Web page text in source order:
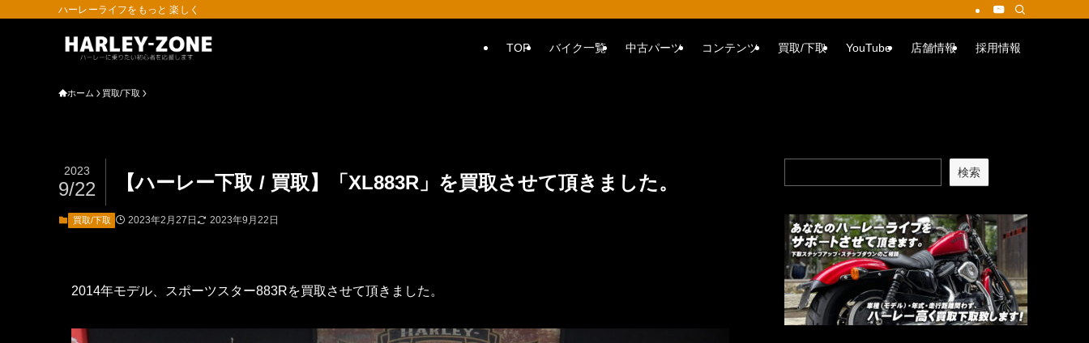
ハーレーライフをもっと 楽しく
TOP バイク一覧 中古パーツ コンテンツ 買取/下取 YouTube 店舗情報 採用情報
ホーム 買取/下取
【ハーレー下取 / 買取】「XL883R」を買取させて頂きました。
2023
9/22
買取/下取 2023年2月27日 2023年9月22日
2014年モデル、スポーツスター883Rを買取させて頂きました。
検索